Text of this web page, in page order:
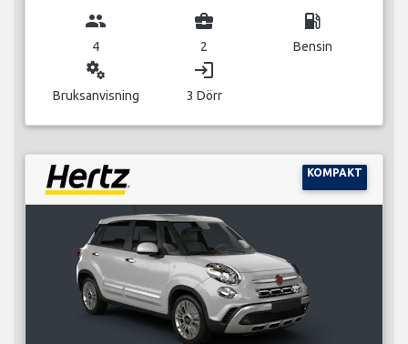
group
4
business_center
2
local_gas_station
Bensin
miscellaneous_services
Bruksanvisning
login
3 Dörr
KOMPAKT